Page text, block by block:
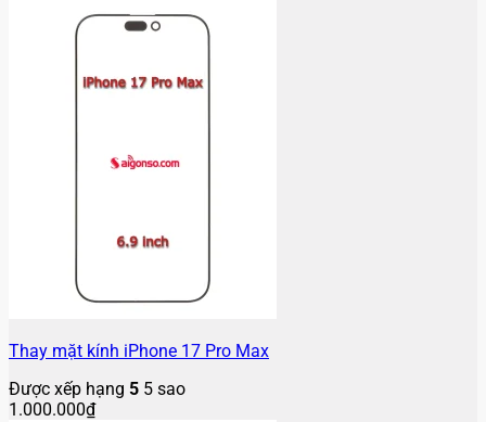
Thay mặt kính iPhone 17 Pro Max
Được xếp hạng 5 5 sao
1.000.000₫